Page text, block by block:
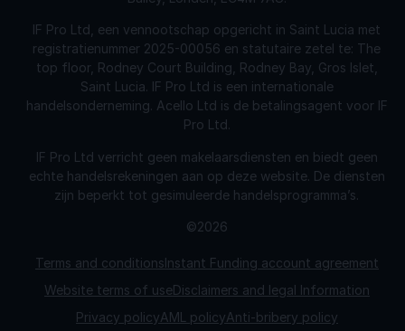
Terms and conditionsInstant Funding account agreement
Website terms of useDisclaimers and legal Information
Privacy policyAML policyAnti-bribery policy
IF Pro Ltd, een vennootschap opgericht in Saint Lucia met
registratienummer 2025-00056 en statutaire zetel te: The
top floor, Rodney Court Building, Rodney Bay, Gros Islet,
Saint Lucia. IF Pro Ltd is een internationale
handelsonderneming. Acello Ltd is de betalingsagent voor IF
Pro Ltd.
IF Pro Ltd verricht geen makelaarsdiensten en biedt geen
echte handelsrekeningen aan op deze website. De diensten
zijn beperkt tot gesimuleerde handelsprogramma’s.
©2026